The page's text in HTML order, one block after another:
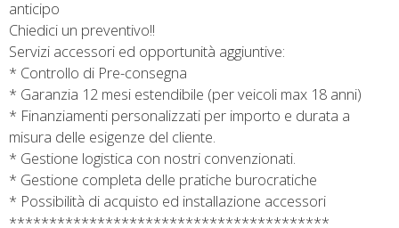
anticipo
Chiedici un preventivo!!
Servizi accessori ed opportunità aggiuntive:
* Controllo di Pre-consegna
* Garanzia 12 mesi estendibile (per veicoli max 18 anni)
* Finanziamenti personalizzati per importo e durata a
misura delle esigenze del cliente.
* Gestione logistica con nostri convenzionati.
* Gestione completa delle pratiche burocratiche
* Possibilità di acquisto ed installazione accessori
****************************************